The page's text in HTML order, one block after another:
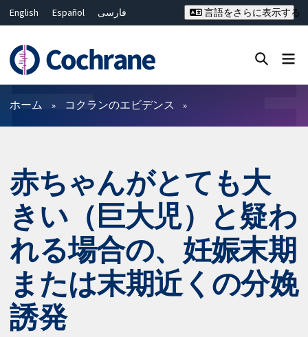
English Español
فارسی
Deutsch
Bahasa Malaysia
ไทย
繁體中文
简体中文
言語をさらに表示する
フィルター
ホーム コクランのエビデンス
赤ちゃんがとても大
きい（巨大児）と疑わ
れる場合の、妊娠末期
または末期近くの分娩
誘発